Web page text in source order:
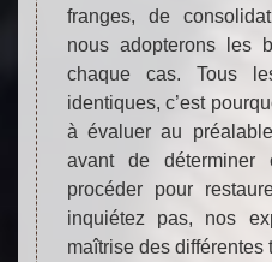
franges, de
nous adopterons les
chaque cas. Tous
identiques, c’est
à évaluer au
avant de déterminer
procéder pour
inquiétez pas, nos
maîtrise des